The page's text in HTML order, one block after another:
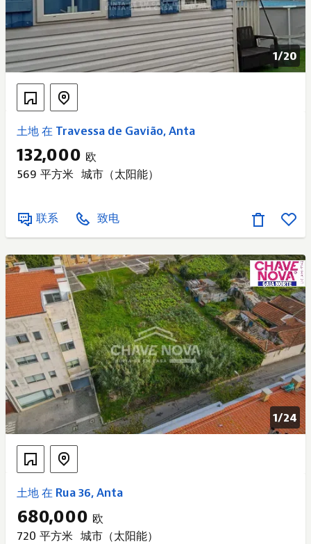
1/20
土地 在 Travessa de Gavião, Anta
132,000 欧
569 平方米 城市（太阳能）
联系 致电
1/24
土地 在 Rua 36, Anta
680,000 欧
720 平方米 城市（太阳能）